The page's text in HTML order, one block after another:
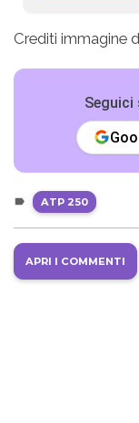
Crediti immagine
Seguici
ATP 250
APRI I COMMENTI